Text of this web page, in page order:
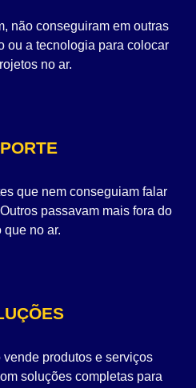
não conseguiram em outras
ou a tecnologia para colocar
no ar.
que nem conseguiam falar
passavam mais fora do
que no ar.
produtos e serviços
soluções completas para